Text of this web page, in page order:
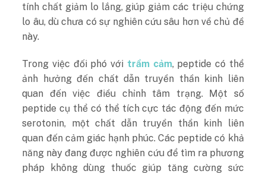
tính chất giảm lo lắng, giúp giảm các triệu chứng
lo âu, dù chưa có sự nghiên cứu sâu hơn về chủ đề
này.
Trong việc đối phó với trầm cảm, peptide có thể
ảnh hưởng đến chất dẫn truyền thần kinh liên
quan đến việc điều chỉnh tâm trạng. Một số
peptide cụ thể có thể tích cực tác động đến mức
serotonin, một chất dẫn truyền thần kinh liên
quan đến cảm giác hạnh phúc. Các peptide có khả
năng này đang được nghiên cứu để tìm ra phương
pháp không dùng thuốc giúp tăng cường sức